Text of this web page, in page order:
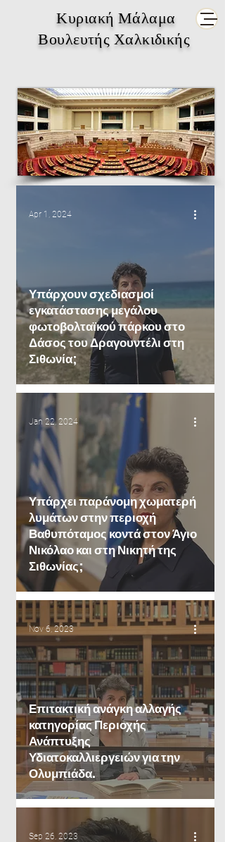
Κυριακή Μάλαμα
Βουλευτής Χαλκιδικής
Υπάρχουν σχεδιασμοί
εγκατάστασης μεγάλου
φωτοβολταϊκού πάρκου στο
Δάσος του Δραγουντέλι στη
Σιθωνία;
Apr 1, 2024
Υπάρχει παράνομη χωματερή
λυμάτων στην περιοχή
Βαθυπόταμος κοντά στον Άγιο
Νικόλαο και στη Νικητή της
Σιθωνίας;
Jan 22, 2024
Επιτακτική ανάγκη αλλαγής
κατηγορίας Περιοχής
Ανάπτυξης
Υδιατοκαλλιεργειών για την
Ολυμπιάδα.
Nov 6, 2023
Sep 26, 2023